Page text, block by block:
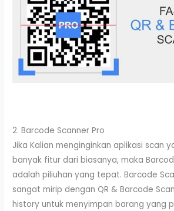
2. Barcode Scanner Pro
Jika Kalian menginginkan aplikasi scan
banyak fitur dari biasanya, maka
adalah piliuhan yang tepat. Barcode
sangat mirip dengan QR & Barcode
history untuk menyimpan barang yang